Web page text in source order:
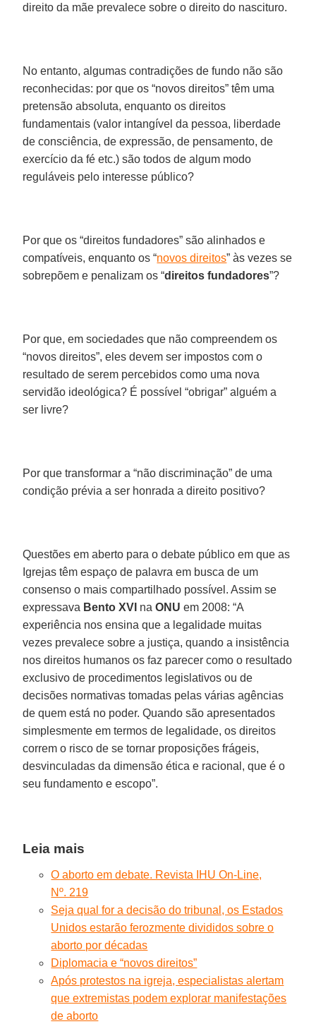
direito da mãe prevalece sobre o direito do nascituro.
No entanto, algumas contradições de fundo não são
reconhecidas: por que os “novos direitos” têm uma
pretensão absoluta, enquanto os direitos
fundamentais (valor intangível da pessoa, liberdade
de consciência, de expressão, de pensamento, de
exercício da fé etc.) são todos de algum modo
reguláveis pelo interesse público?
Por que os “direitos fundadores” são alinhados e
compatíveis, enquanto os “novos direitos” às vezes se
sobrepõem e penalizam os “direitos fundadores”?
Por que, em sociedades que não compreendem os
“novos direitos”, eles devem ser impostos com o
resultado de serem percebidos como uma nova
servidão ideológica? É possível “obrigar” alguém a
ser livre?
Por que transformar a “não discriminação” de uma
condição prévia a ser honrada a direito positivo?
Questões em aberto para o debate público em que as
Igrejas têm espaço de palavra em busca de um
consenso o mais compartilhado possível. Assim se
expressava Bento XVI naONU em 2008: “A
experiência nos ensina que a legalidade muitas
vezes prevalece sobre a justiça, quando a insistência
nos direitos humanos os faz parecer como o resultado
exclusivo de procedimentos legislativos ou de
decisões normativas tomadas pelas várias agências
de quem está no poder. Quando são apresentados
simplesmente em termos de legalidade, os direitos
correm o risco de se tornar proposições frágeis,
desvinculadas da dimensão ética e racional, que é o
seu fundamento e escopo”.
Leia mais
O aborto em debate. Revista IHU On-Line,
Nº. 219
Seja qual for a decisão do tribunal, os Estados
Unidos estarão ferozmente divididos sobre o
aborto por décadas
Diplomacia e “novos direitos”
Após protestos na igreja, especialistas alertam
que extremistas podem explorar manifestações
de aborto